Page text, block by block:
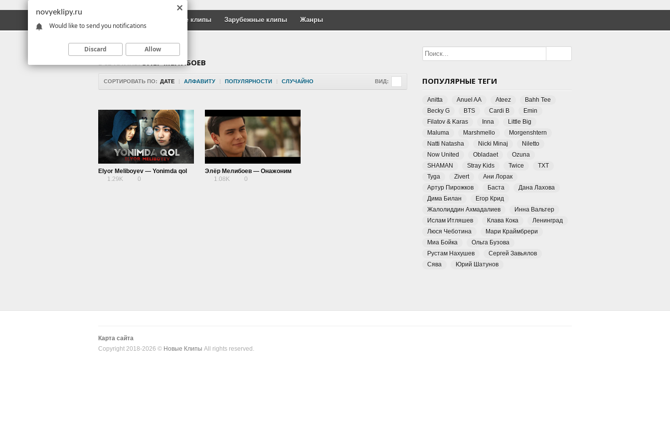
Русские клипы Зарубежные клипы Жанры
ВСЕ КЛИПЫ ЭЛЁР МЕЛИБОЕВ
СОРТИРОВАТЬ ПО: ДАТЕ | АЛФАВИТУ | ПОПУЛЯРНОСТИ | СЛУЧАЙНО ВИД:
Elyor Meliboyev — Yonimda qol
1.29K
0
Элёр Мелибоев — Онажоним
1.08K
0
ПОПУЛЯРНЫЕ ТЕГИ
Anitta Anuel AA Ateez
Bahh Tee
Becky G
BTS Cardi B
Emin
Filatov & Karas
Inna
Little Big
Maluma
Marshmello
Morgenshtern
Natti Natasha
Nicki Minaj
Niletto
Now United
Obladaet
Ozuna
SHAMAN
Stray Kids Twice
TXT
Tyga
Zivert
Ани Лорак
Артур Пирожков
Баста
Дана Лахова
Дима Билан
Егор Крид
Жалолиддин Ахмадалиев
Инна Вальтер
Ислам Итляшев
Клава Кока
Ленинград
Люся Чеботина
Мари Краймбрери
Миа Бойка
Ольга Бузова
Рустам Нахушев
Сергей Завьялов
Сява
Юрий Шатунов
Карта сайта
Copyright 2018-2026 © Новые Клипы All rights reserved.
novyeklipy.ru
Would like to send you notifications
Discard Allow